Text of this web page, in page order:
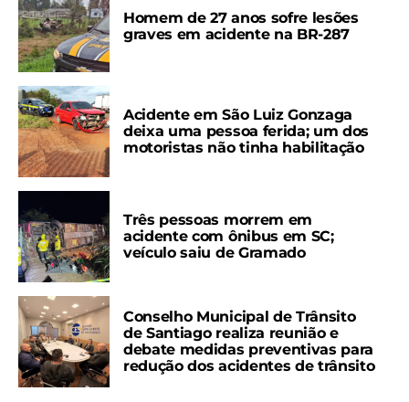
Homem de 27 anos sofre lesões
graves em acidente na BR-287
Acidente em São Luiz Gonzaga
deixa uma pessoa ferida; um dos
motoristas não tinha habilitação
Três pessoas morrem em
acidente com ônibus em SC;
veículo saiu de Gramado
Conselho Municipal de Trânsito
de Santiago realiza reunião e
debate medidas preventivas para
redução dos acidentes de trânsito